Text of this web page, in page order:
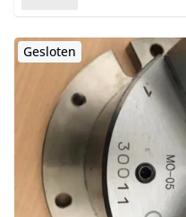
Gesloten